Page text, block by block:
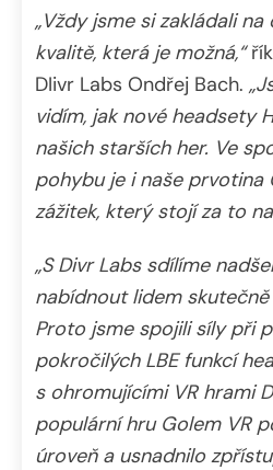
„Vždy jsme si zakládali
kvalitě, která je možná,“
DIivr Labs Ondřej Bach.
vidím, jak nové headsety
našich starších her. Ve
pohybu je i naše prvotina
zážitek, který stojí za to
„S Divr Labs sdílíme
nabídnout lidem
Proto jsme spojili síly při
pokročilých LBE funkcí
s ohromujícími VR hrami
populární hru Golem VR
úroveň a usnadnilo